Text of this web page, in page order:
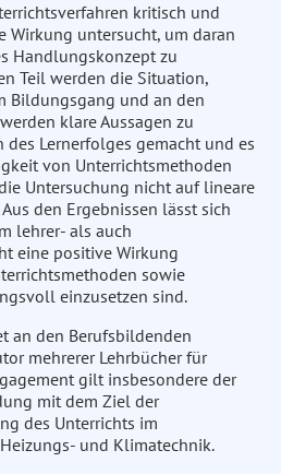
kritisch und
Wirkung untersucht, um daran
Handlungskonzept zu
Teil werden die Situation,
Bildungsgang und an den
klare Aussagen zu
des Lernerfolges gemacht und es
von Unterrichtsmethoden
Untersuchung nicht auf lineare
den Ergebnissen lässt sich
lehrer- als auch
eine positive Wirkung
sowie
einzusetzen sind.
an den Berufsbildenden
mehrerer Lehrbücher für
gilt insbesondere der
mit dem Ziel der
des Unterrichts im
und Klimatechnik.